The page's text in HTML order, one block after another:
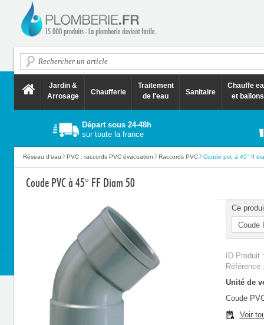
Jardin &
Arrosage
Chaufferie
Traitement
de l'eau
Sanitaire
Chauffe
et ballons
Départ sous 24-48h
sur toute la france
Réseau d'eau PVC : raccords PVC évacuation Raccords PVC Coude pvc à 45° ff
Coude PVC à 45° FF Diam 50
Ce
ID Produit
Unité de
Coude
Voir